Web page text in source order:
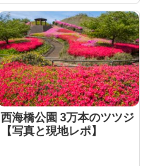
西海橋公園 3万本のツツジ
【写真と現地レポ】